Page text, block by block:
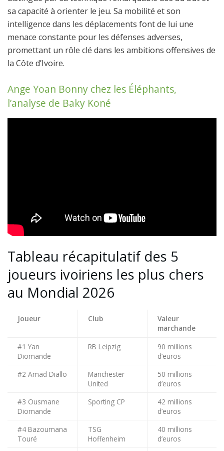
sa capacité à orienter le jeu. Sa mobilité et son
intelligence dans les déplacements font de lui une
menace constante pour les défenses adverses,
promettant un rôle clé dans les ambitions offensives de
la Côte d’Ivoire.
Ange Yoan Bonny chez les Éléphants,
l’analyse de Baky Koné
Tableau récapitulatif des 5
joueurs ivoiriens les plus chers
au Mondial 2026
Joueur Club
Valeur
marchande
#1 Yan
Diomande
RB Leipzig
90 millions
d’euros
#2 Amad Diallo
Manchester
United
50 millions
d’euros
#3 Ousmane
Diomande
Sporting CP
42 millions
d’euros
#4 Bazoumana
Touré
TSG
Hoffenheim
40 millions
d’euros